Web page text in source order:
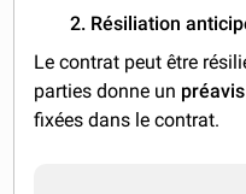
2. Résiliation
Le contrat peut être
parties donne un
fixées dans le contrat.